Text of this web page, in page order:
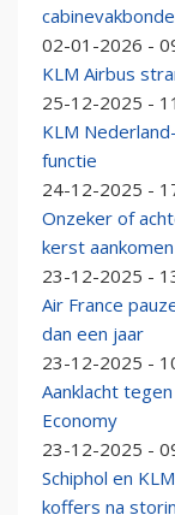
02-01-2026 -
KLM Airbus
25-12-2025 -
KLM
functie
24-12-2025 -
Onzeker of
kerst aankomen
23-12-2025 -
Air France
dan een jaar
23-12-2025 -
Aanklacht
Economy
23-12-2025 -
Schiphol en
koffers na